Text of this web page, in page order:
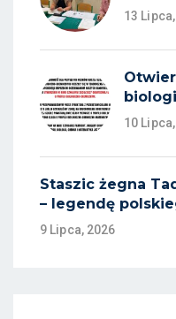
13
10
Staszic żegna
– legendę
9 Lipca, 2026